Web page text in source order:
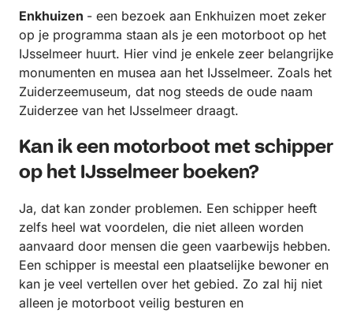
Enkhuizen - een bezoek aan Enkhuizen moet zeker
op je programma staan als je een motorboot op het
IJsselmeer huurt. Hier vind je enkele zeer belangrijke
monumenten en musea aan het IJsselmeer. Zoals het
Zuiderzeemuseum, dat nog steeds de oude naam
Zuiderzee van het IJsselmeer draagt.
Kan ik een motorboot met schipper
op het IJsselmeer boeken?
Ja, dat kan zonder problemen. Een schipper heeft
zelfs heel wat voordelen, die niet alleen worden
aanvaard door mensen die geen vaarbewijs hebben.
Een schipper is meestal een plaatselijke bewoner en
kan je veel vertellen over het gebied. Zo zal hij niet
alleen je motorboot veilig besturen en